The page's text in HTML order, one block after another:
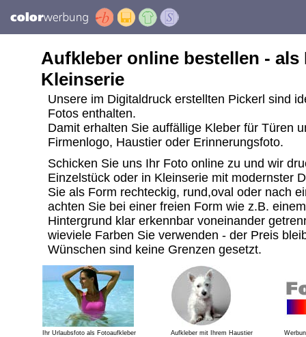
Aufkleber online bestellen -
Kleinserie
Unsere im Digitaldruck erstellten Pickerl sind
Fotos enthalten.
Damit erhalten Sie auffällige Kleber für Türen
Firmenlogo, Haustier oder Erinnerungsfoto.
Schicken Sie uns Ihr Foto online zu und wir
Einzelstück oder in Kleinserie mit modernster
Sie als Form rechteckig, rund,oval oder nach
achten Sie bei einer freien Form wie z.B.
Hintergrund klar erkennbar voneinander
wieviele Farben Sie verwenden - der Preis
Wünschen sind keine Grenzen gesetzt.
Ihr Urlaubsfoto als Fotoaufkleber Aufkleber mit Ihrem Haustier